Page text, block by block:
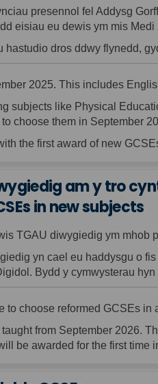
presennol fel Addysg
eisiau eu dewis ym mis Medi
dros ddwy flynedd,
2025. This includes
subjects like Physical
choose them in September
the first award of new
am y tro
in new subjects
TGAU diwygiedig ym mhob
yn cael eu haddysgu o
Bydd y cymwysterau
to choose reformed GCSEs in
taught from September2026.
be awarded for the first time